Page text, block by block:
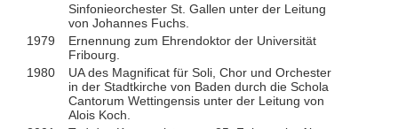
Sinfonieorchester St. Gallen unter der Leitung
von Johannes Fuchs.
1979
Ernennung zum Ehrendoktor der Universität
Fribourg.
1980
UA des Magnificat für Soli, Chor und Orchester
in der Stadtkirche von Baden durch die Schola
Cantorum Wettingensis unter der Leitung von
Alois Koch.